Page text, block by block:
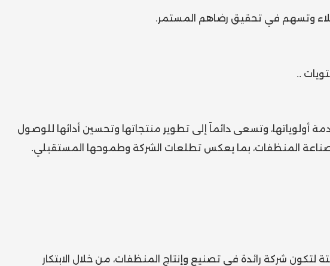
وتسهم في تحقيق رضاهم المستمر.
..
وتسعى دائماً إلى تطوير منتجاتها وتحسين أدائها للوصول
المنظفات، بما يعكس تطلعات الشركة وطموحها المستقبلي.
شركة رائدة في تصنيع وإنتاج المنظفات، من خلال الابتكار